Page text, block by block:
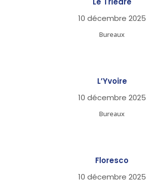
10 décembre 2025
Bureaux
L’Yvoire
10 décembre 2025
Bureaux
Floresco
10 décembre 2025